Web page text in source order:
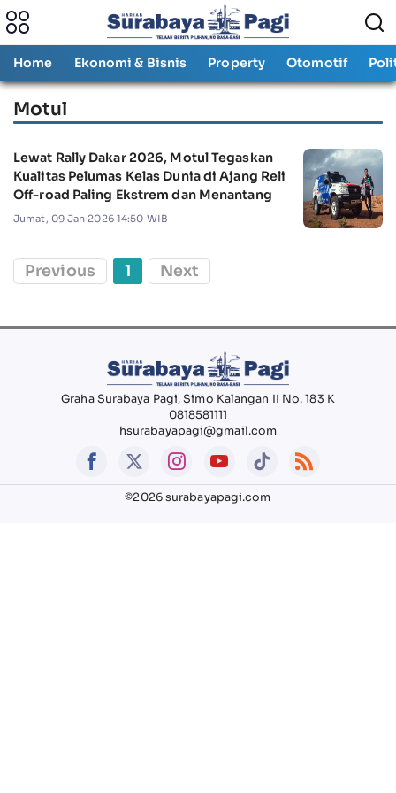
Home Ekonomi & Bisnis Property Otomotif
Motul
Lewat Rally Dakar 2026, Motul Tegaskan
Kualitas Pelumas Kelas Dunia di Ajang Reli
Off-road Paling Ekstrem dan Menantang
Jumat, 09 Jan 2026 14:50 WIB
Previous 1 Next
Graha Surabaya Pagi, Simo Kalangan II No. 183 K
0818581111
hsurabayapagi@gmail.com
©2026 surabayapagi.com